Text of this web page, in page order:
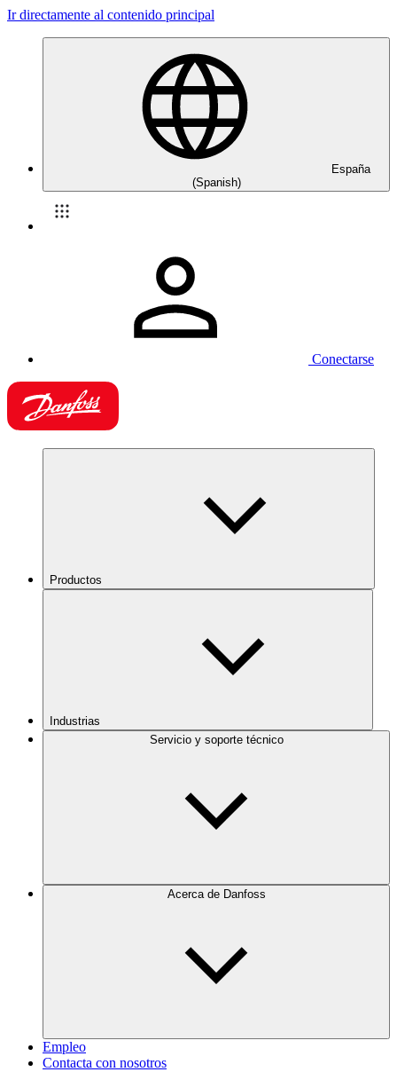
Ir directamente al contenido principal
España
(Spanish)
Conectarse
Productos
Industrias
Servicio y soporte técnico
Acerca de Danfoss
Empleo
Contacta con nosotros